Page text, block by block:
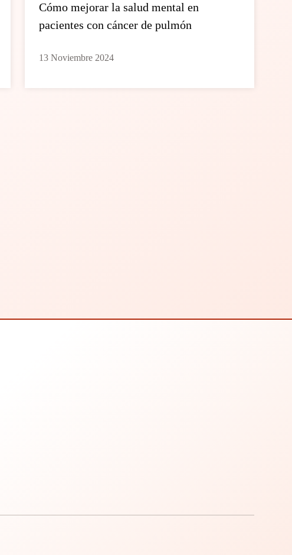
Cómo mejorar la salud mental en
pacientes con cáncer de pulmón
13 Noviembre 2024